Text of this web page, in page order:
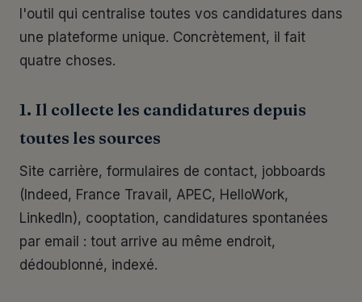
l'outil qui centralise toutes vos candidatures dans
une plateforme unique. Concrètement, il fait
quatre choses.
1. Il collecte les candidatures depuis
toutes les sources
Site carrière, formulaires de contact, jobboards
(Indeed, France Travail, APEC, HelloWork,
LinkedIn), cooptation, candidatures spontanées
par email : tout arrive au même endroit,
dédoublonné, indexé.